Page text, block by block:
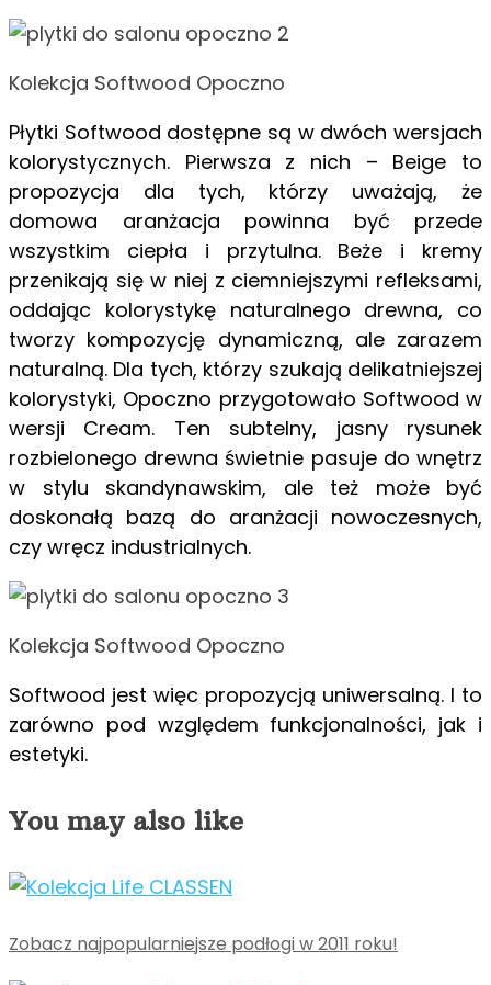
Kolekcja Softwood Opoczno
Płytki Softwood dostępne są w dwóch wersjach
kolorystycznych. Pierwsza z nich – Beige to
propozycja dla tych, którzy uważają, że
domowa aranżacja powinna być przede
wszystkim ciepła i przytulna. Beże i kremy
przenikają się w niej z ciemniejszymi refleksami,
oddając kolorystykę naturalnego drewna, co
tworzy kompozycję dynamiczną, ale zarazem
naturalną. Dla tych, którzy szukają delikatniejszej
kolorystyki, Opoczno przygotowało Softwood w
wersji Cream. Ten subtelny, jasny rysunek
rozbielonego drewna świetnie pasuje do wnętrz
w stylu skandynawskim, ale też może być
doskonałą bazą do aranżacji nowoczesnych,
czy wręcz industrialnych.
Kolekcja Softwood Opoczno
Softwood jest więc propozycją uniwersalną. I to
zarówno pod względem funkcjonalności, jak i
estetyki.
You may also like
Zobacz najpopularniejsze podłogi w 2011 roku!